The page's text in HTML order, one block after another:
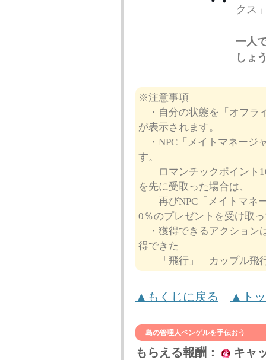
クス
一人
しょ
※注意事項
・自分の状態を「オフラ
が表示されます。
・NPC「メイトマネージ
す。
ロマンチックポイント
を先に受取った場合は、
再びNPC「メイトマネー
0％のプレゼントを受け取
・獲得できるアクション
得できた
「飛行」「カップル飛行
▲もくじに戻る ▲ト
島の管理人ベンゲルを手伝おう
もらえる報酬： キャ